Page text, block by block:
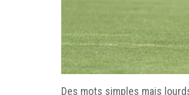
Des mots simples mais